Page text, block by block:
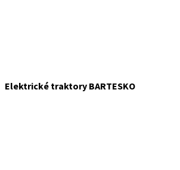
Elektrické traktory BARTESKO